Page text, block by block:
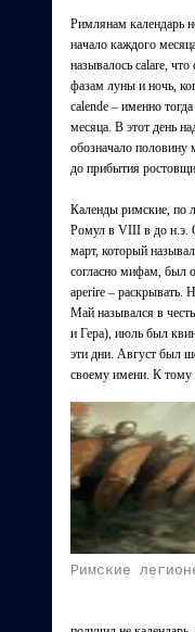
Римлянам календарь
начало каждого
называлось calare,
фазам луны и ночь,
calende – именно
месяца. В этот день
обозначало половину
до прибытия
Календы римские, по
Ромул в VIII в до н.э.
март, который
согласно мифам, был
apеrire – раскрывать.
Май назывался в
и Гера), июль был
эти дни. Август был
своему имени. К тому
Римские